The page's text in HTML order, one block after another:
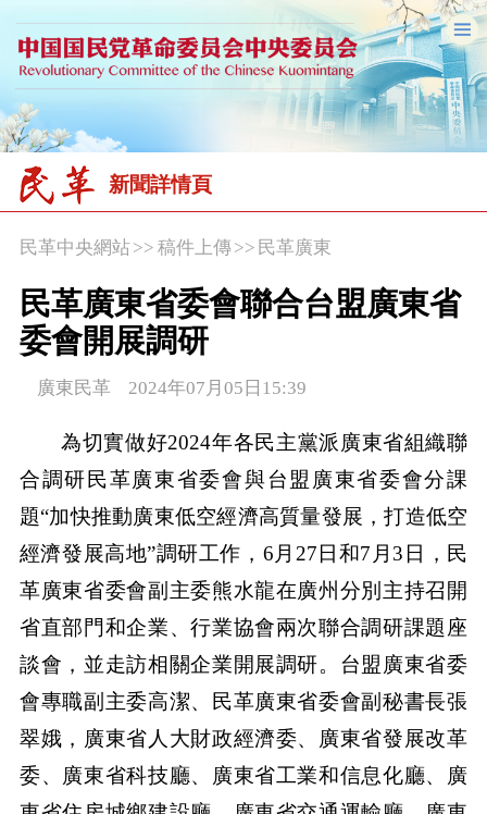
新聞詳情頁
民革中央網站>> 稿件上傳>> 民革廣東
民革廣東省委會聯合台盟廣東省
委會開展調研
廣東民革 2024年07月05日15:39
為切實做好2024年各民主黨派廣東省組織聯
合調研民革廣東省委會與台盟廣東省委會分課
題“加快推動廣東低空經濟高質量發展，打造低空
經濟發展高地”調研工作，6月27日和7月3日，民
革廣東省委會副主委熊水龍在廣州分別主持召開
省直部門和企業、行業協會兩次聯合調研課題座
談會，並走訪相關企業開展調研。台盟廣東省委
會專職副主委高潔、民革廣東省委會副秘書長張
翠娥，廣東省人大財政經濟委、廣東省發展改革
委、廣東省科技廳、廣東省工業和信息化廳、廣